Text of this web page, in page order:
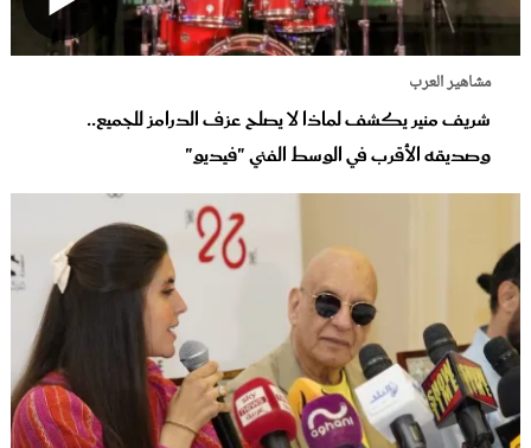
مشاهير العرب
شريف منير يكشف لماذا لا يصلح عزف الدرامز للجميع..
وصديقه الأقرب في الوسط الفني "فيديو"